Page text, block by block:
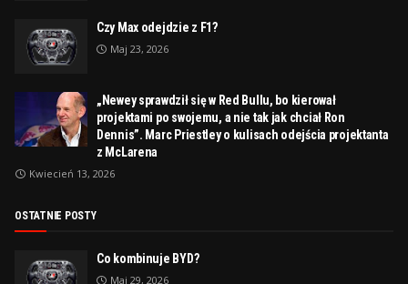
Czy Max odejdzie z F1?
Maj 23, 2026
„Newey sprawdził się w Red Bullu, bo kierował
projektami po swojemu, a nie tak jak chciał Ron
Dennis”. Marc Priestley o kulisach odejścia projektanta
z McLarena
Kwiecień 13, 2026
OSTATNIE POSTY
Co kombinuje BYD?
Maj 29, 2026